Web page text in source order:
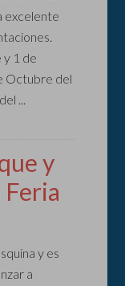
excelente
1 de
Octubre del
...
y
y es
a